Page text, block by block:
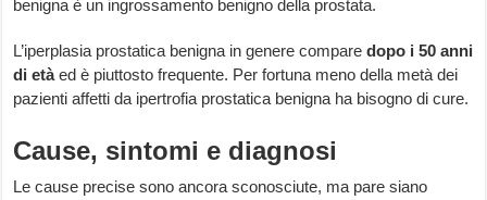
benigna è un ingrossamento benigno della prostata.
L’iperplasia prostatica benigna in genere comparedopo i 50 anni
di etàed è piuttosto frequente. Per fortuna meno della metà dei
pazienti affetti da ipertrofia prostatica benigna ha bisogno di cure.
Cause, sintomi e diagnosi
Le cause precise sono ancora sconosciute, ma pare siano